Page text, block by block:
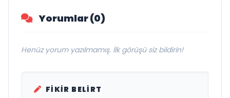
Yorumlar (0)
Henüz yorum yazılmamış. İlk görüşü siz bildirin!
FIKIR BELIRT